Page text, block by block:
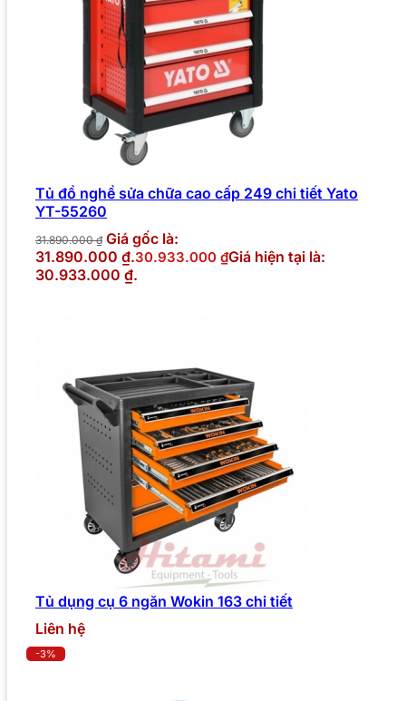
Tủ đồ nghề sửa chữa cao cấp 249 chi tiết Yato
YT-55260
31.890.000₫ Giá gốc là:
31.890.000 ₫.30.933.000 ₫Giá hiện tại là:
30.933.000 ₫.
Tủ dụng cụ 6 ngăn Wokin 163 chi tiết
Liên hệ
-3%